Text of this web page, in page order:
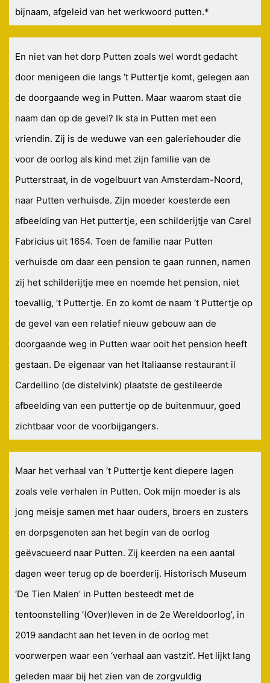
bijnaam, afgeleid van het werkwoord putten.*
En niet van het dorp Putten zoals wel wordt gedacht
door menigeen die langs ‘t Puttertje komt, gelegen aan
de doorgaande weg in Putten. Maar waarom staat die
naam dan op de gevel? Ik sta in Putten met een
vriendin. Zij is de weduwe van een galeriehouder die
voor de oorlog als kind met zijn familie van de
Putterstraat, in de vogelbuurt van Amsterdam-Noord,
naar Putten verhuisde. Zijn moeder koesterde een
afbeelding van Het puttertje, een schilderijtje van Carel
Fabricius uit 1654. Toen de familie naar Putten
verhuisde om daar een pension te gaan runnen, namen
zij het schilderijtje mee en noemde het pension, niet
toevallig, ’t Puttertje. En zo komt de naam ‘t Puttertje op
de gevel van een relatief nieuw gebouw aan de
doorgaande weg in Putten waar ooit het pension heeft
gestaan. De eigenaar van het Italiaanse restaurant il
Cardellino (de distelvink) plaatste de gestileerde
afbeelding van een puttertje op de buitenmuur, goed
zichtbaar voor de voorbijgangers.
Maar het verhaal van ‘t Puttertje kent diepere lagen
zoals vele verhalen in Putten. Ook mijn moeder is als
jong meisje samen met haar ouders, broers en zusters
en dorpsgenoten aan het begin van de oorlog
geëvacueerd naar Putten. Zij keerden na een aantal
dagen weer terug op de boerderij. Historisch Museum
‘De Tien Malen’ in Putten besteedt met de
tentoonstelling ‘(Over)leven in de 2e Wereldoorlog’, in
2019 aandacht aan het leven in de oorlog met
voorwerpen waar een ‘verhaal aan vastzit’. Het lijkt lang
geleden maar bij het zien van de zorgvuldig